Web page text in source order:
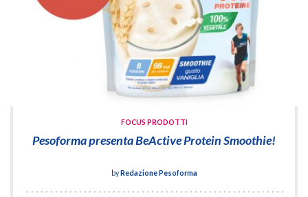
FOCUS PRODOTTI
Pesoforma presenta BeActive Protein Smoothie!
byRedazione Pesoforma